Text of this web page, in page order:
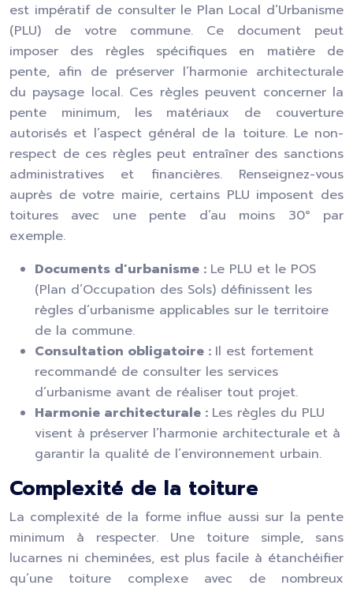
est impératif de consulter le Plan Local d’Urbanisme
(PLU) de votre commune. Ce document peut
imposer des règles spécifiques en matière de
pente, afin de préserver l’harmonie architecturale
du paysage local. Ces règles peuvent concerner la
pente minimum, les matériaux de couverture
autorisés et l’aspect général de la toiture. Le non-
respect de ces règles peut entraîner des sanctions
administratives et financières. Renseignez-vous
auprès de votre mairie, certains PLU imposent des
toitures avec une pente d’au moins 30° par
exemple.
Documents d’urbanisme : Le PLU et le POS
(Plan d’Occupation des Sols) définissent les
règles d’urbanisme applicables sur le territoire
de la commune.
Consultation obligatoire : Il est fortement
recommandé de consulter les services
d’urbanisme avant de réaliser tout projet.
Harmonie architecturale : Les règles du PLU
visent à préserver l’harmonie architecturale et à
garantir la qualité de l’environnement urbain.
Complexité de la toiture
La complexité de la forme influe aussi sur la pente
minimum à respecter. Une toiture simple, sans
lucarnes ni cheminées, est plus facile à étanchéifier
qu’une toiture complexe avec de nombreux